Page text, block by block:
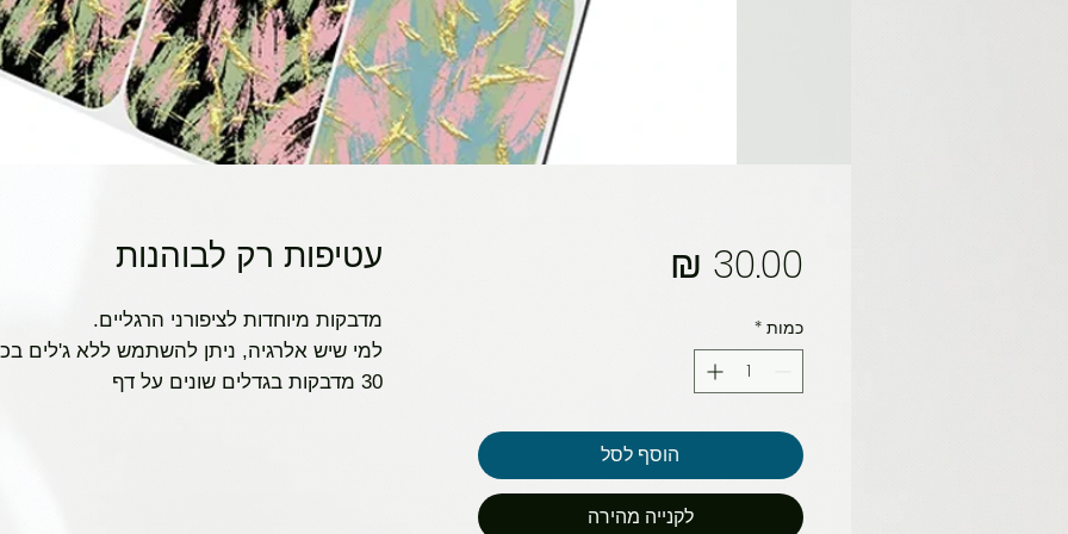
עטיפות רק לבוהנות
מדבקות מיוחדות לציפורני הרגליים.
למי שיש אלרגיה, ניתן להשתמש ללא ג'לים
30 מדבקות בגדלים שונים על דף
כמות *
הוסף לסל
לקנייה מהירה